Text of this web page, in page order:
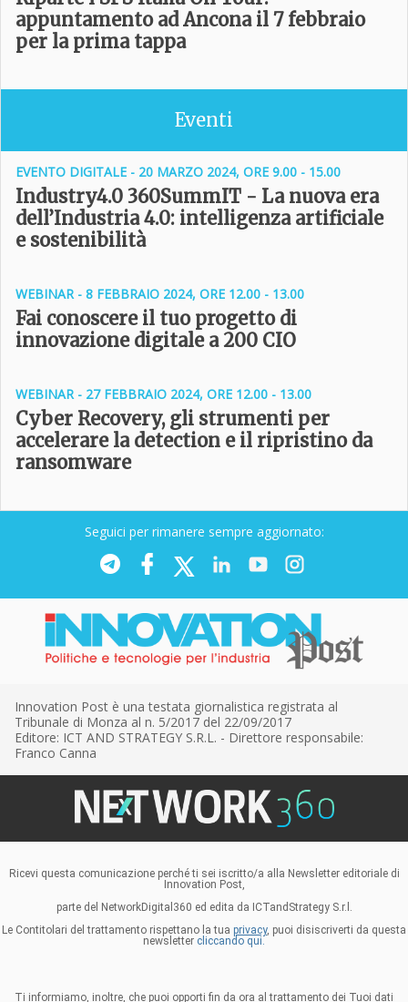
appuntamento ad Ancona il 7 febbraio
per la prima tappa
Eventi
EVENTO DIGITALE - 20 MARZO 2024, ORE 9.00 - 15.00
Industry4.0 360SummIT - La nuova era
dell’Industria 4.0: intelligenza artificiale
e sostenibilità
WEBINAR - 8 FEBBRAIO 2024, ORE 12.00 - 13.00
Fai conoscere il tuo progetto di
innovazione digitale a 200 CIO
WEBINAR - 27 FEBBRAIO 2024, ORE 12.00 - 13.00
Cyber Recovery, gli strumenti per
accelerare la detection e il ripristino da
ransomware
Seguici per rimanere sempre aggiornato:
Innovation Post è una testata giornalistica registrata al
Tribunale di Monza al n. 5/2017 del 22/09/2017
Editore: ICT AND STRATEGY S.R.L. - Direttore responsabile:
Franco Canna
Ricevi questa comunicazione perché ti sei iscritto/a alla Newsletter editoriale di
Innovation Post,
parte del NetworkDigital360 ed edita da ICTandStrategy S.r.l.
Le Contitolari del trattamento rispettano la tua privacy, puoi disiscriverti da questa
newsletter cliccando qui.
Ti informiamo, inoltre, che puoi opporti fin da ora al trattamento dei Tuoi dati